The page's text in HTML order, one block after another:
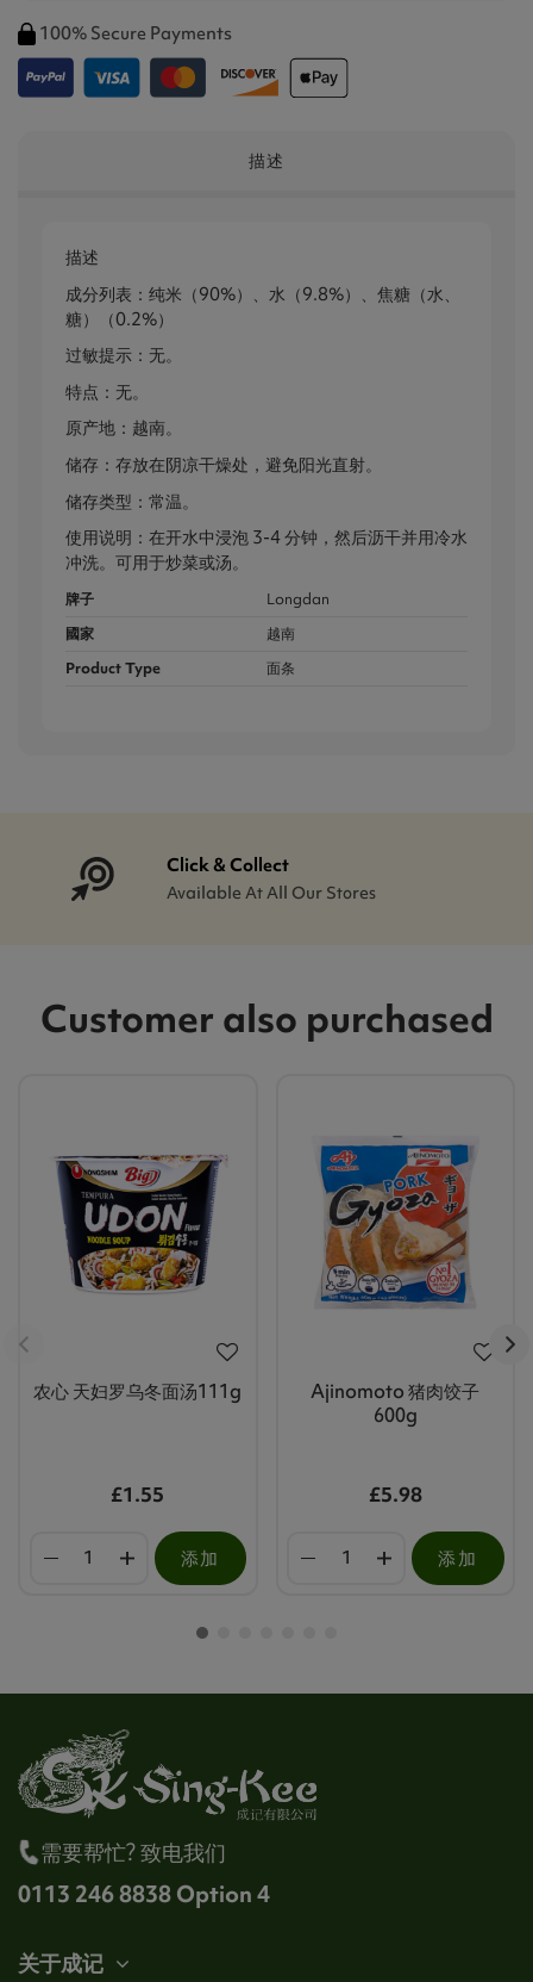
100% Secure Payments
描述
描述
成分列表：纯米（90%）、水（9.8%）、焦糖（水、
糖）（0.2%）
过敏提示：无。
特点：无。
原产地：越南。
储存：存放在阴凉干燥处，避免阳光直射。
储存类型：常温。
使用说明：在开水中浸泡 3-4 分钟，然后沥干并用冷水
冲洗。可用于炒菜或汤。
牌子
Longdan
國家
越南
Product Type
面条
Click & Collect
Available At All Our Stores
Customer also purchased
农心 天妇罗乌冬面汤111g
£1.55
添加
Ajinomoto 猪肉饺子
600g
£5.98
添加
需要帮忙? 致电我们
0113 246 8838 Option 4
关于成记